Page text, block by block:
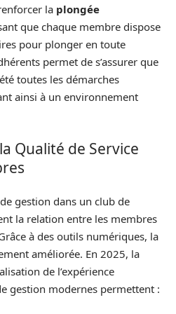
la plongée
que chaque membre dispose
pour plonger en toute
permet de s’assurer que
toutes les démarches
ainsi à un environnement
Qualité de Service
gestion dans un club de
la relation entre les membres
à des outils numériques, la
améliorée. En 2025, la
de l’expérience
gestion modernes permettent :